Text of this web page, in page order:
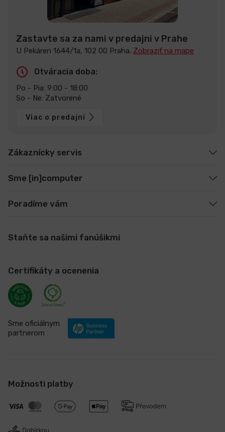
Zastavte sa za nami v predajni v Prahe
U Pekáren 1644/1a, 102 00 Praha. Zobraziť na mape
Otváracia doba:
Po - Pia: 9:00 - 18:00
So - Ne: Zatvorené
Viac o predajni
Zákaznícky servis
Sme [in]computer
Poradíme vám
Staňte sa našimi fanúšikmi
Certifikáty a ocenenia
Sme oficiálnym
partnerom
Možnosti platby